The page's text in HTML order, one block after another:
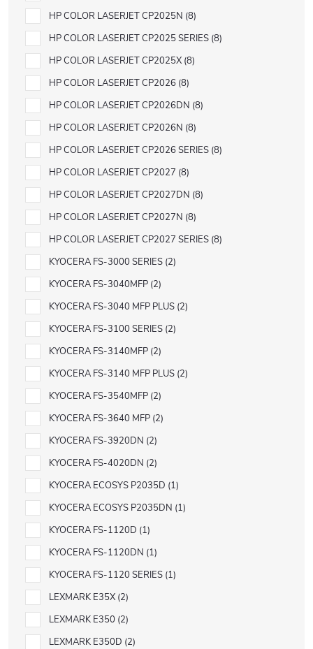
HP COLOR LASERJET CP2025N 8
HP COLOR LASERJET CP2025 SERIES 8
HP COLOR LASERJET CP2025X 8
HP COLOR LASERJET CP2026 8
HP COLOR LASERJET CP2026DN 8
HP COLOR LASERJET CP2026N 8
HP COLOR LASERJET CP2026 SERIES 8
HP COLOR LASERJET CP2027 8
HP COLOR LASERJET CP2027DN 8
HP COLOR LASERJET CP2027N 8
HP COLOR LASERJET CP2027 SERIES 8
KYOCERA FS-3000 SERIES 2
KYOCERA FS-3040MFP 2
KYOCERA FS-3040 MFP PLUS 2
KYOCERA FS-3100 SERIES 2
KYOCERA FS-3140MFP 2
KYOCERA FS-3140 MFP PLUS 2
KYOCERA FS-3540MFP 2
KYOCERA FS-3640 MFP 2
KYOCERA FS-3920DN 2
KYOCERA FS-4020DN 2
KYOCERA ECOSYS P2035D 1
KYOCERA ECOSYS P2035DN 1
KYOCERA FS-1120D 1
KYOCERA FS-1120DN 1
KYOCERA FS-1120 SERIES 1
LEXMARK E35X 2
LEXMARK E350 2
LEXMARK E350D 2